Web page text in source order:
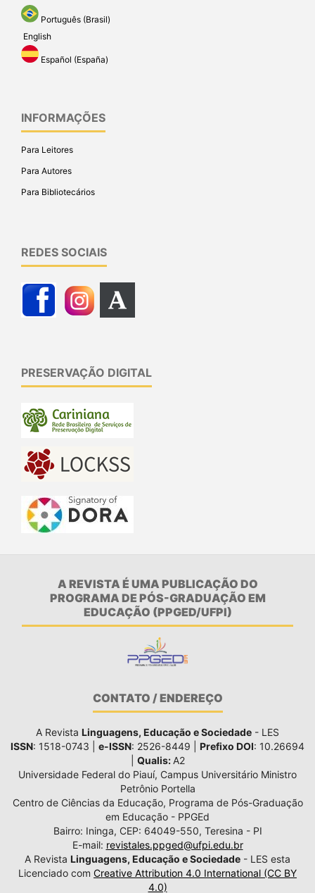
Português (Brasil)
English
Español (España)
INFORMAÇÕES
Para Leitores
Para Autores
Para Bibliotecários
REDES SOCIAIS
PRESERVAÇÃO DIGITAL
A REVISTA É UMA PUBLICAÇÃO DO
PROGRAMA DE PÓS-GRADUAÇÃO EM
EDUCAÇÃO (PPGED/UFPI)
CONTATO / ENDEREÇO
A Revista Linguagens, Educação e Sociedade - LES
ISSN: 1518-0743 | e-ISSN: 2526-8449 | Prefixo DOI: 10.26694
Qualis:A2
Universidade Federal do Piauí, Campus Universitário Ministro
Petrônio Portella
Centro de Ciências da Educação, Programa de Pós-Graduação
em Educação - PPGEd
Bairro: Ininga, CEP: 64049-550, Teresina - PI
E-mail: revistales.ppged@ufpi.edu.br
A Revista Linguagens, Educação e Sociedade - LES esta
Licenciado com Creative Attribution 4.0 International (CC BY
4.0)